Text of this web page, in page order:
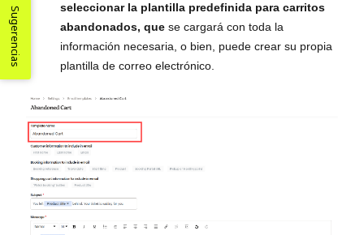
seleccionar la plantilla predefinida para carritos
abandonados, que se cargará con toda la
información necesaria, o bien, puede crear su propia
plantilla de correo electrónico.
Sugerencias